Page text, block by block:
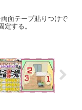
面テープ貼りつけで
定する。